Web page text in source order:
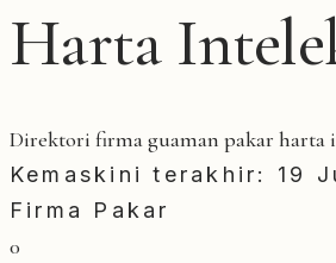
Harta
Direktori firma guaman pakar harta
Kemaskini terakhir: 19
Firma Pakar
0